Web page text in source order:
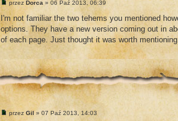
przezDorca » 06 Paź 2013, 06:39
I'm not familiar the two tehems you mentioned
options. They have a new version coming out in
of each page. Just thought it was worth
przezGil» 07 Paź 2013, 14:03